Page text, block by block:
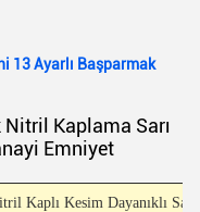
13 Ayarlı Başparmak
Kaplama Sarı
Emniyet
Kaplı Kesim Dayanıklı